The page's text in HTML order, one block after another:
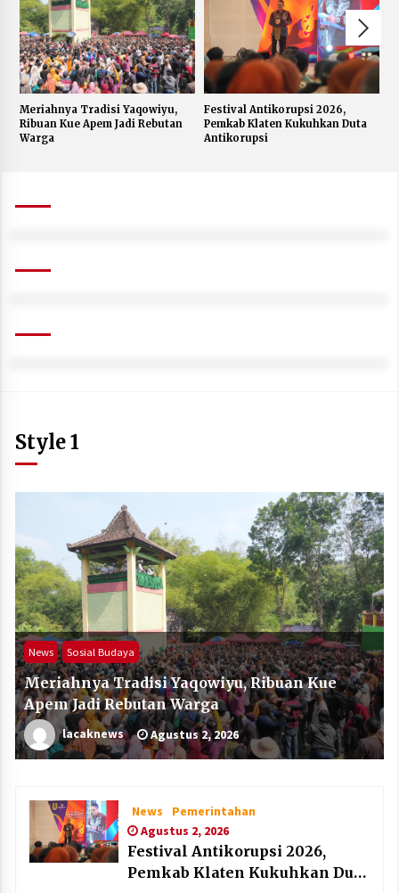
Meriahnya Tradisi Yaqowiyu,
Ribuan Kue Apem Jadi Rebutan
Warga
Festival Antikorupsi 2026,
Pemkab Klaten Kukuhkan Duta
Antikorupsi
Style 1
News Sosial Budaya
Meriahnya Tradisi Yaqowiyu, Ribuan Kue
Apem Jadi Rebutan Warga
lacaknews Agustus 2, 2026
News
Pemerintahan
Agustus 2, 2026
Festival Antikorupsi 2026,
Pemkab Klaten Kukuhkan Duta